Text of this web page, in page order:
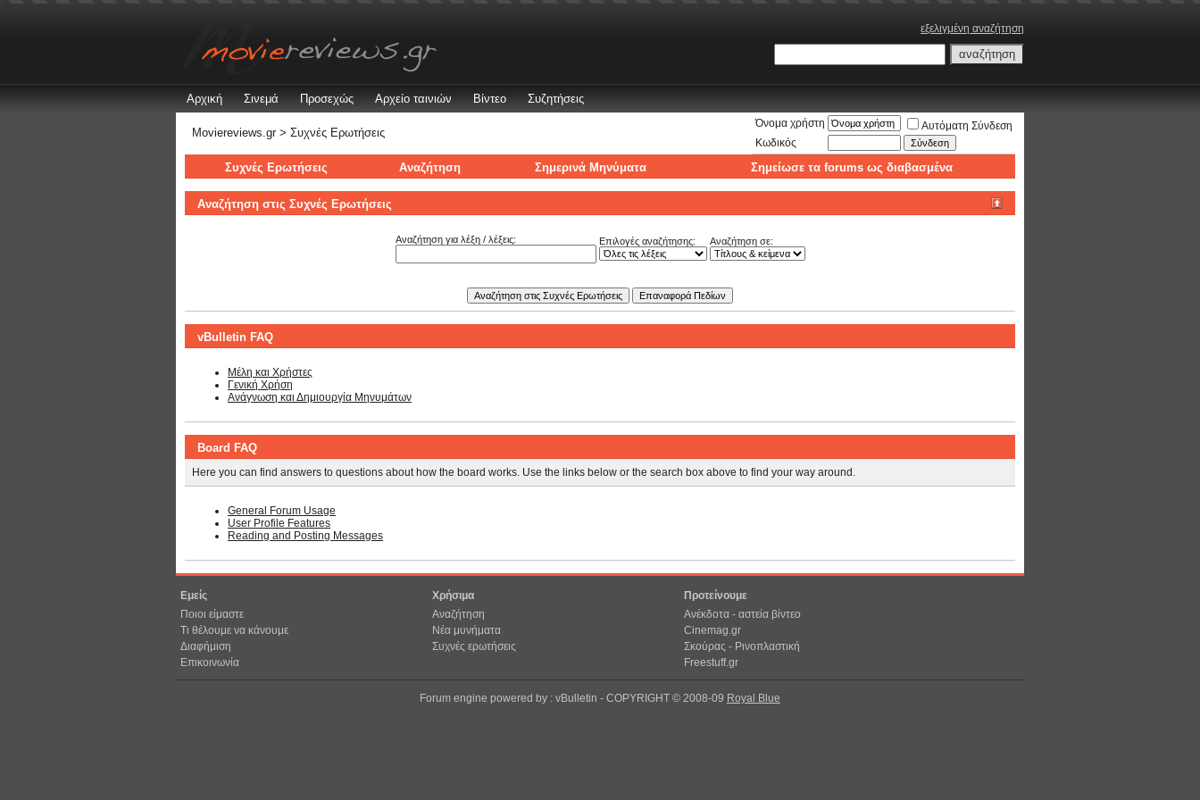
εξελιγμένη αναζήτηση
Αρχική Σινεμά Προσεχώς Αρχείο ταινιών Βίντεο Συζητήσεις
Moviereviews.gr > Συχνές Ερωτήσεις
Όνομα χρήστη
Αυτόματη Σύνδεση
Κωδικός
Συχνές Ερωτήσεις Αναζήτηση Σημερινά Μηνύματα Σημείωσε τα forums ως διαβασμένα
Αναζήτηση στις Συχνές Ερωτήσεις
Αναζήτηση για λέξη / λέξεις: Επιλογές αναζήτησης: Αναζήτηση σε:
vBulletin FAQ
Μέλη και Χρήστες
Γενική Χρήση
Ανάγνωση και Δημιουργία Μηνυμάτων
Board FAQ
Here you can find answers to questions about how the board works. Use the links below or the search box above to find your way around.
General Forum Usage
User Profile Features
Reading and Posting Messages
Εμείς
Ποιοι είμαστε
Τι θέλουμε να κάνουμε
Διαφήμιση
Επικοινωνία
Χρήσιμα
Αναζήτηση
Νέα μυνήματα
Συχνές ερωτήσεις
Προτείνουμε
Ανέκδοτα - αστεία βίντεο
Cinemag.gr
Σκούρας - Ρινοπλαστική
Freestuff.gr
Forum engine powered by : vBulletin - COPYRIGHT © 2008-09 Royal Blue